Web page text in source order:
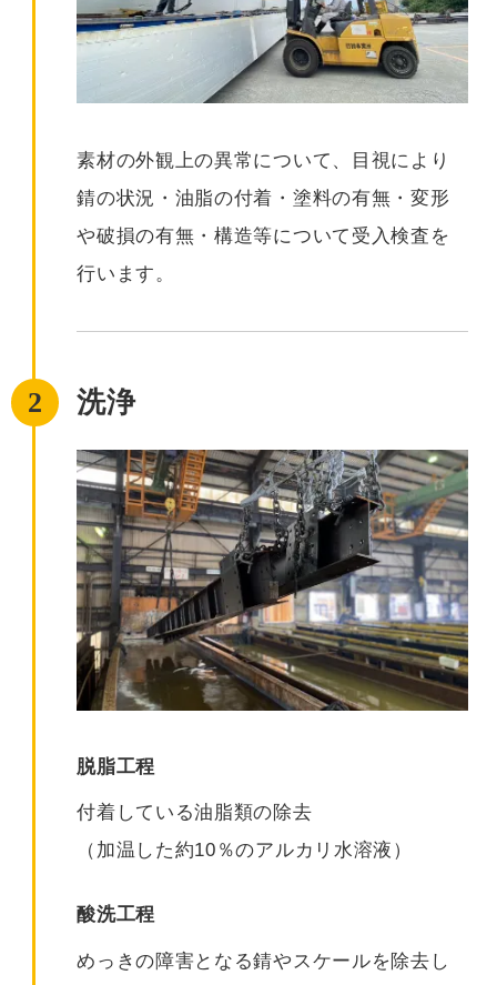
素材の外観上の異常について、目視により
錆の状況・油脂の付着・塗料の有無・変形
や破損の有無・構造等について受入検査を
行います。
2 洗浄
脱脂工程
付着している油脂類の除去
（加温した約10％のアルカリ水溶液）
酸洗工程
めっきの障害となる錆やスケールを除去し